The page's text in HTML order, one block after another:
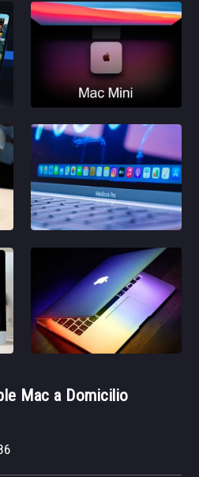
Mac a Domicilio